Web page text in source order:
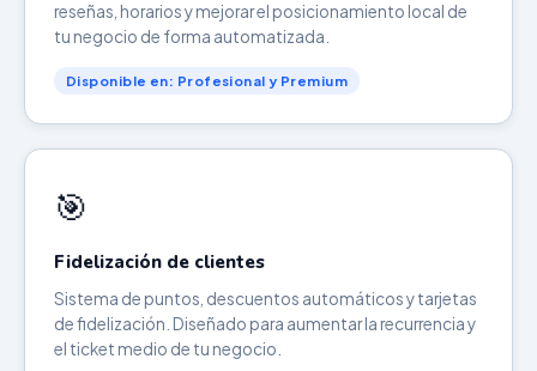
reseñas, horarios y mejorar el posicionamiento local de
tu negocio de forma automatizada.
Disponible en: Profesional y Premium
🎯
Fidelización de clientes
Sistema de puntos, descuentos automáticos y tarjetas
de fidelización. Diseñado para aumentar la recurrencia y
el ticket medio de tu negocio.